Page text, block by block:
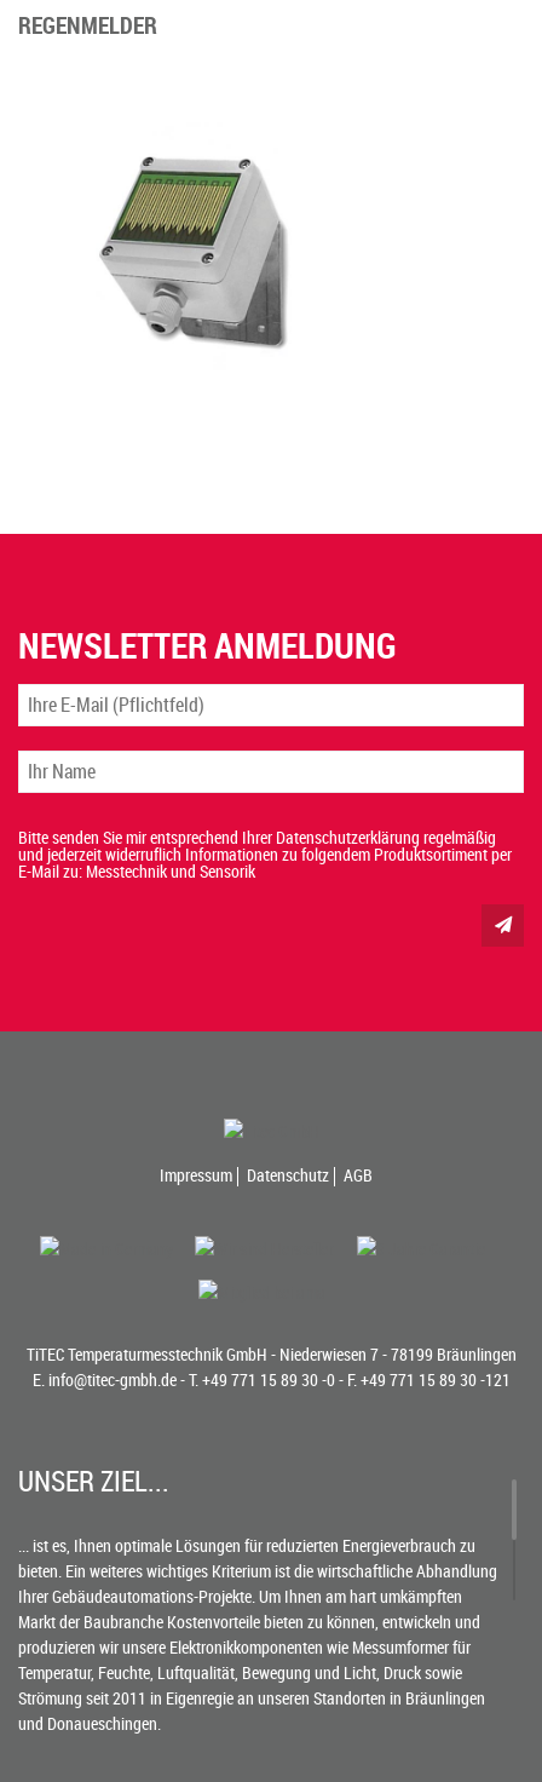
REGENMELDER
NEWSLETTER ANMELDUNG
Bitte senden Sie mir entsprechend Ihrer Datenschutzerklärung regelmäßig
und jederzeit widerruflich Informationen zu folgendem Produktsortiment per
E-Mail zu: Messtechnik und Sensorik
Impressum Datenschutz AGB
TiTEC Temperaturmesstechnik GmbH - Niederwiesen 7 - 78199 Bräunlingen
E. info@titec-gmbh.de- T. +49 771 15 89 30 -0- F. +49 771 15 89 30 -121
UNSER ZIEL...
... ist es, Ihnen optimale Lösungen für reduzierten Energieverbrauch zu
bieten. Ein weiteres wichtiges Kriterium ist die wirtschaftliche Abhandlung
Ihrer Gebäudeautomations-Projekte. Um Ihnen am hart umkämpften
Markt der Baubranche Kostenvorteile bieten zu können, entwickeln und
produzieren wir unsere Elektronikkomponenten wie Messumformer für
Temperatur, Feuchte, Luftqualität, Bewegung und Licht, Druck sowie
Strömung seit 2011 in Eigenregie an unseren Standorten in Bräunlingen
und Donaueschingen.